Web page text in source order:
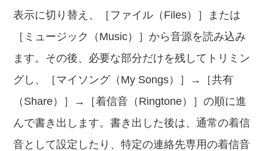
表示に切り替え、［ファイル（Files）］または
［ミュージック（Music）］から音源を読み込み
ます。その後、必要な部分だけを残してトリミン
グし、［マイソング（My Songs）］→［共有
（Share）］→［着信音（Ringtone）］の順に進
んで書き出します。書き出した後は、通常の着信
音として設定したり、特定の連絡先専用の着信音